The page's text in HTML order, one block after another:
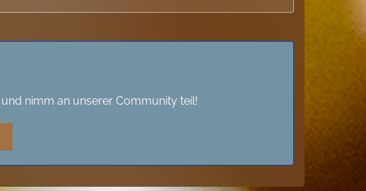
und nimm an unserer Community teil!